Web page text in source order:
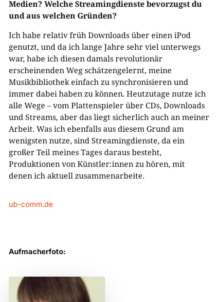
Medien? Welche Streamingdienste bevorzugst du
und aus welchen Gründen?
Ich habe relativ früh Downloads über einen iPod
genutzt, und da ich lange Jahre sehr viel unterwegs
war, habe ich diesen damals revolutionär
erscheinenden Weg schätzengelernt, meine
Musikbibliothek einfach zu synchronisieren und
immer dabei haben zu können. Heutzutage nutze ich
alle Wege – vom Plattenspieler über CDs, Downloads
und Streams, aber das liegt sicherlich auch an meiner
Arbeit. Was ich ebenfalls aus diesem Grund am
wenigsten nutze, sind Streamingdienste, da ein
großer Teil meines Tages daraus besteht,
Produktionen von Künstler:innen zu hören, mit
denen ich aktuell zusammenarbeite.
ub-comm.de
Aufmacherfoto: